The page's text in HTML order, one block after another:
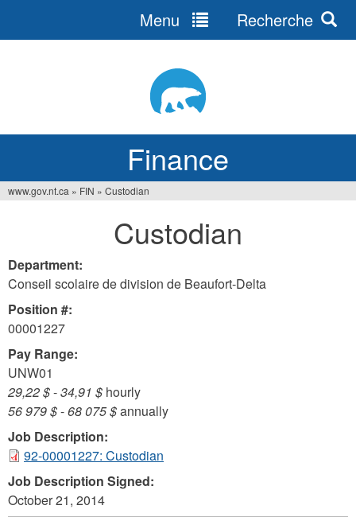
Finance
Menu Recherche
here
www.gov.nt.ca » FIN » Custodian
Custodian
Department:
Conseil scolaire de division de Beaufort-Delta
Position #:
00001227
Pay Range:
UNW01
29,22 $-34,91 $ hourly
56 979 $-68 075 $annually
Job Description:
92-00001227: Custodian
Job Description Signed:
October 21, 2014